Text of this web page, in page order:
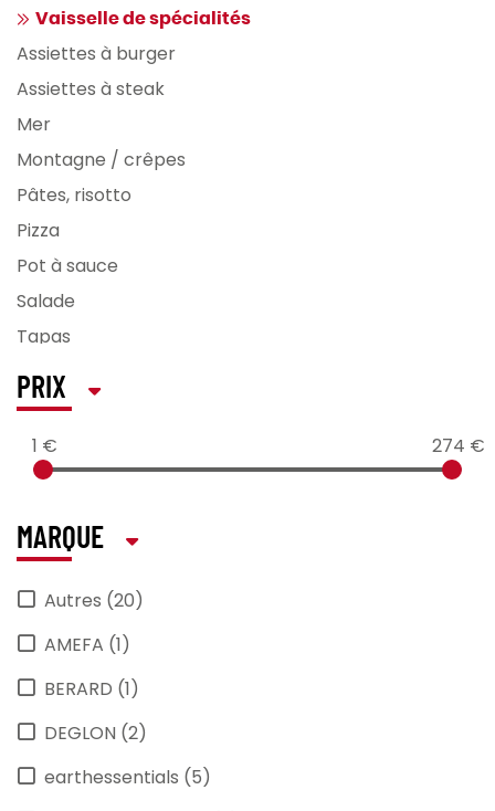
Vaisselle de spécialités
Assiettes à burger
Assiettes à steak
Mer
Montagne / crêpes
Pâtes, risotto
Pizza
Pot à sauce
Salade
Tapas
Viande
PRIX
1 € 274 €
MARQUE
Autres (20)
AMEFA (1)
BERARD (1)
DEGLON (2)
earthessentials (5)